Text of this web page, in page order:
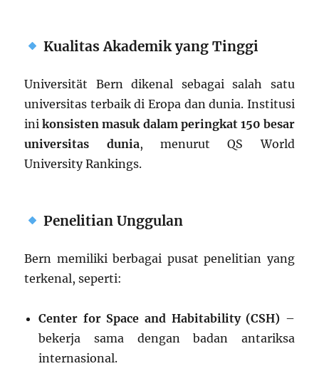
Kualitas Akademik yang Tinggi
Universität Bern dikenal sebagai salah satu
universitas terbaik di Eropa dan dunia. Institusi
inikonsisten masuk dalam peringkat 150 besar
universitas dunia, menurut QS World
University Rankings.
Penelitian Unggulan
Bern memiliki berbagai pusat penelitian yang
terkenal, seperti:
Center for Space and Habitability (CSH) –
bekerja sama dengan badan antariksa
internasional.